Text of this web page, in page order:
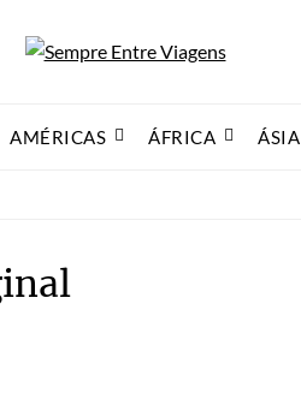
AMÉRICAS ÁFRICA ÁSIA